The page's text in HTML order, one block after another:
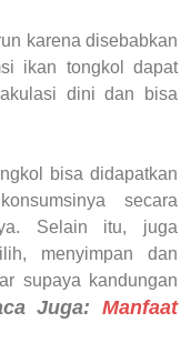
karena disebabkan
ikan tongkol dapat
dini dan bisa
bisa didapatkan
secara
Selain itu, juga
menyimpan dan
supaya kandungan
Juga:Manfaat